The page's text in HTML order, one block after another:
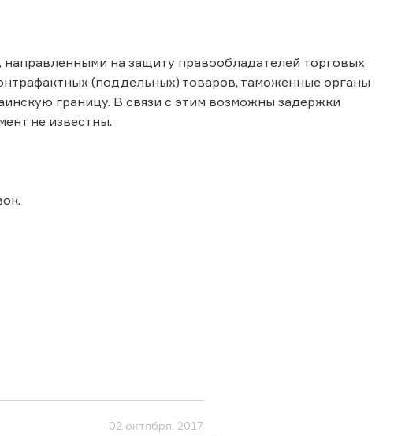
на защиту правообладателей торговых
(поддельных) товаров, таможенные органы
границу. В связи с этим возможны задержки
не известны.
02 октября, 2017